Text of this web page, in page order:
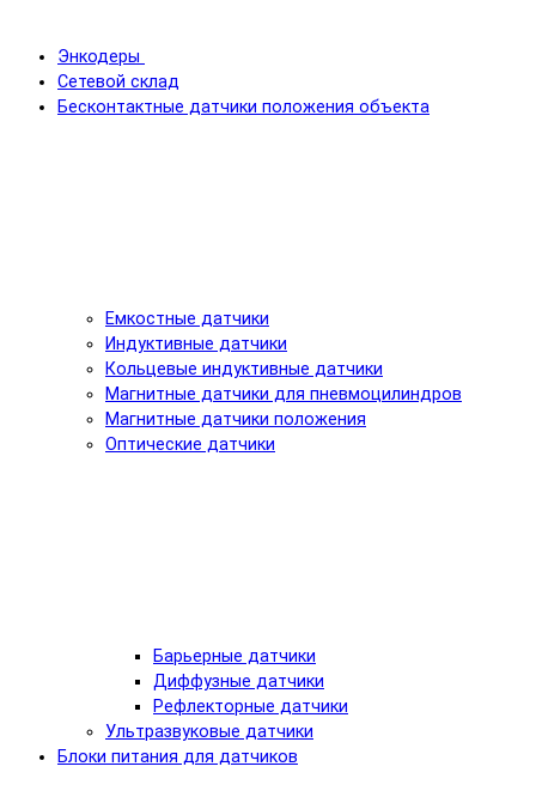
Энкодеры
Сетевой склад
Бесконтактные датчики положения объекта
Емкостные датчики
Индуктивные датчики
Кольцевые индуктивные датчики
Магнитные датчики для пневмоцилиндров
Магнитные датчики положения
Оптические датчики
Барьерные датчики
Диффузные датчики
Рефлекторные датчики
Ультразвуковые датчики
Блоки питания для датчиков